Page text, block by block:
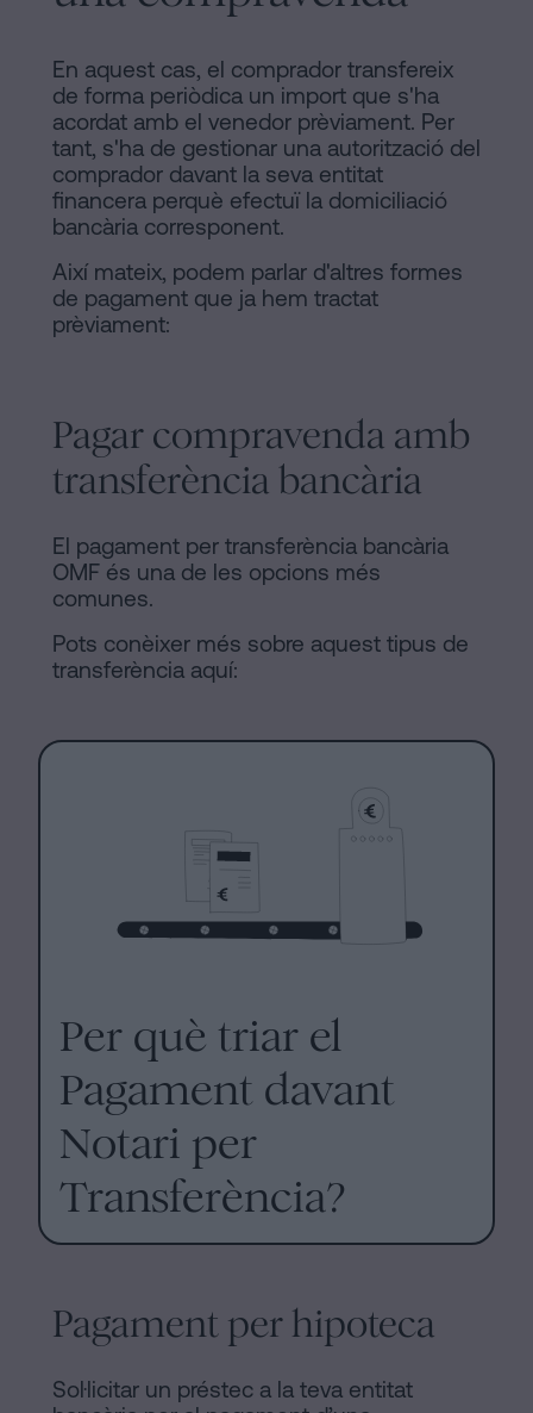
En aquest cas, el comprador transfereix
de forma periòdica un import que s'ha
acordat amb el venedor prèviament. Per
tant, s'ha de gestionar una autorització del
comprador davant la seva entitat
financera perquè efectuï la domiciliació
bancària corresponent.
Així mateix, podem parlar d'altres formes
de pagament que ja hem tractat
prèviament:
Pagar compravenda amb
transferència bancària
El pagament per transferència bancària
OMF és una de les opcions més
comunes.
Pots conèixer més sobre aquest tipus de
transferència aquí:
Per què triar el
Pagament davant
Notari per
Transferència?
Pagament per hipoteca
Sol·licitar un préstec a la teva entitat